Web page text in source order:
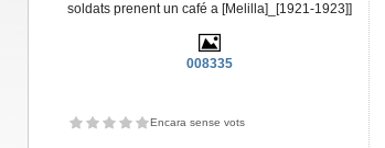
soldats prenent un café a [Melilla]_[1921-1923]]
008335
Encara sense vots